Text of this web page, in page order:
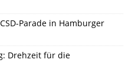
Parade in Hamburger
Drehzeit für die